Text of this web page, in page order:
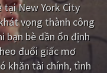
học - Tài liệu
tại New York City
vọng thành công
bạn bè dần ổn định
đuổi giấc mơ
khăn tài chính, tình